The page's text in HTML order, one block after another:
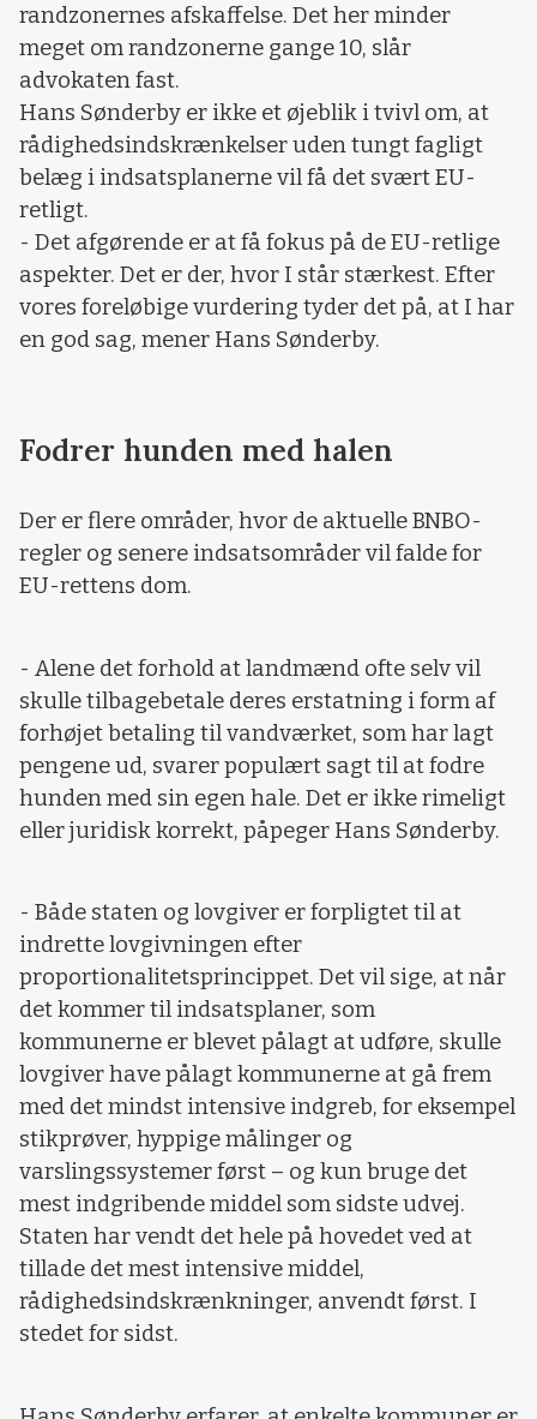
randzonernes afskaffelse. Det her minder
meget om randzonerne gange 10, slår
advokaten fast.
Hans Sønderby er ikke et øjeblik i tvivl om, at
rådighedsindskrænkelser uden tungt fagligt
belæg i indsatsplanerne vil få det svært EU-
retligt.
- Det afgørende er at få fokus på de EU-retlige
aspekter. Det er der, hvor I står stærkest. Efter
vores foreløbige vurdering tyder det på, at I har
en god sag, mener Hans Sønderby.
Fodrer hunden med halen
Der er flere områder, hvor de aktuelle BNBO-
regler og senere indsatsområder vil falde for
EU-rettens dom.
- Alene det forhold at landmænd ofte selv vil
skulle tilbagebetale deres erstatning i form af
forhøjet betaling til vandværket, som har lagt
pengene ud, svarer populært sagt til at fodre
hunden med sin egen hale. Det er ikke rimeligt
eller juridisk korrekt, påpeger Hans Sønderby.
- Både staten og lovgiver er forpligtet til at
indrette lovgivningen efter
proportionalitetsprincippet. Det vil sige, at når
det kommer til indsatsplaner, som
kommunerne er blevet pålagt at udføre, skulle
lovgiver have pålagt kommunerne at gå frem
med det mindst intensive indgreb, for eksempel
stikprøver, hyppige målinger og
varslingssystemer først – og kun bruge det
mest indgribende middel som sidste udvej.
Staten har vendt det hele på hovedet ved at
tillade det mest intensive middel,
rådighedsindskrænkninger, anvendt først. I
stedet for sidst.